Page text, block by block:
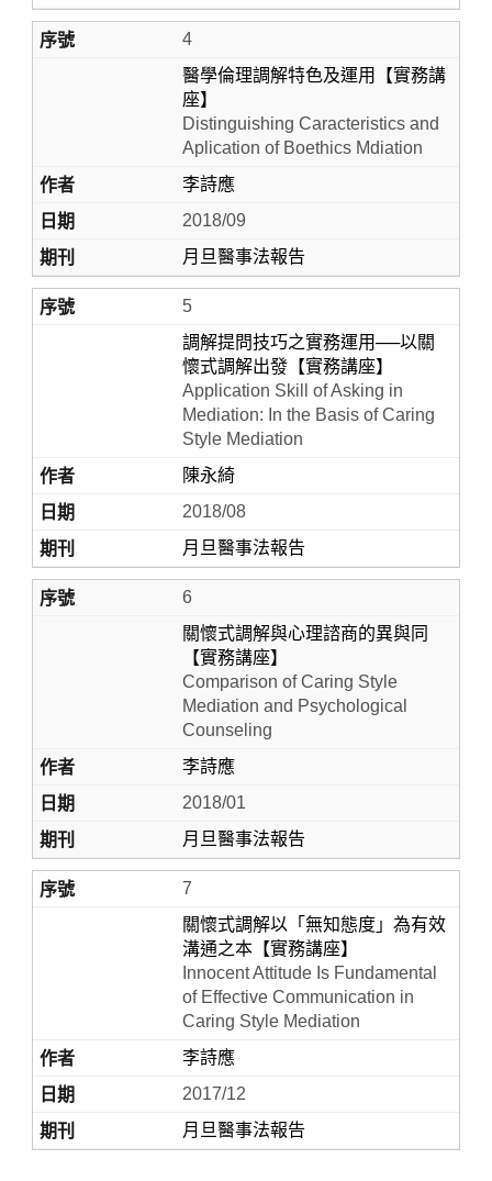
4
醫學倫理調解特色及運用【實務講
座】
Distinguishing Caracteristics and
Aplication of Boethics Mdiation
李詩應
2018/09
月旦醫事法報告
5
調解提問技巧之實務運用──以關
懷式調解出發【實務講座】
Application Skill of Asking in
Mediation: In the Basis of Caring
Style Mediation
陳永綺
2018/08
月旦醫事法報告
6
關懷式調解與心理諮商的異與同
【實務講座】
Comparison of Caring Style
Mediation and Psychological
Counseling
李詩應
2018/01
月旦醫事法報告
7
關懷式調解以「無知態度」為有效
溝通之本【實務講座】
Innocent Attitude Is Fundamental
of Effective Communication in
Caring Style Mediation
李詩應
2017/12
月旦醫事法報告